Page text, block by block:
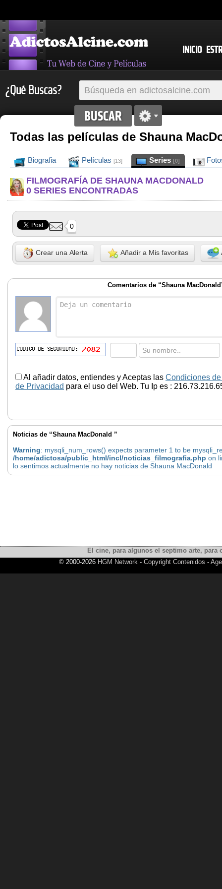
INICIO
¿Qué Buscas?
Todas las películas de Shauna
Biografia Películas [13] Series [0]
FILMOGRAFÍA DE SHAUNA MACDONALD
0 SERIES ENCONTRADAS
0
Crear una Alerta Añadir a Mis favoritas
Comentarios de “Shauna
Al añadir datos, entiendes y Aceptas las Condiciones
de Privacidad para el uso del Web. Tu Ip es :
Noticias de “Shauna MacDonald ”
Warning: mysqli_num_rows() expects parameter 1 to be
/home/adictosa/public_html/incl/noticias_filmografia.php on
lo sentimos actualmente no hay noticias de Shauna MacDonald
El cine, para algunos el septimo arte,
© 2000-2026 HGM Network - Copyright Contenidos -